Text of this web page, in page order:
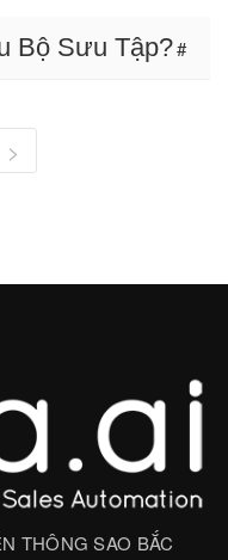
Bộ Sưu Tập?#
>
THÔNG SAO BẮC